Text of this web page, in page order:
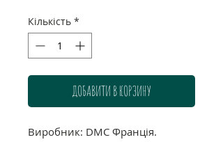
Кількість *
ДОБАВИТИ В КОРЗИНУ
Виробник: DMC Франція.